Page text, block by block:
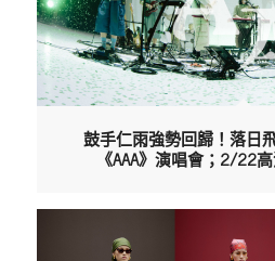
鼓手仁雨強勢回歸！落日
《AAA》演唱會；2/22